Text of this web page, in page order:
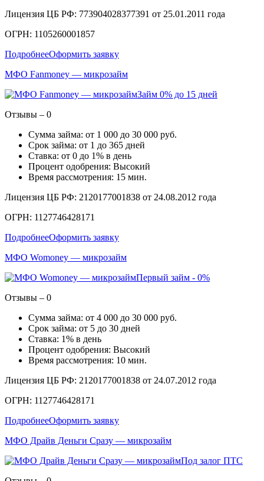
Лицензия ЦБ РФ: 773904028377391 от 25.01.2011 года
ОГРН: 1105260001857
ПодробнееОформить заявку
МФО Fanmoney — микрозайм
Займ 0% до 15 дней
Отзывы – 0
Сумма займа: от 1 000 до 30 000 руб.
Срок займа: от 1 до 365 дней
Ставка: от 0 до 1% в день
Процент одобрения: Высокий
Время рассмотрения: 15 мин.
Лицензия ЦБ РФ: 2120177001838 от 24.08.2012 года
ОГРН: 1127746428171
ПодробнееОформить заявку
МФО Womoney — микрозайм
Первый займ - 0%
Отзывы – 0
Сумма займа: от 4 000 до 30 000 руб.
Срок займа: от 5 до 30 дней
Ставка: 1% в день
Процент одобрения: Высокий
Время рассмотрения: 10 мин.
Лицензия ЦБ РФ: 2120177001838 от 24.07.2012 года
ОГРН: 1127746428171
ПодробнееОформить заявку
МФО Драйв Деньги Сразу — микрозайм
Под залог ПТС